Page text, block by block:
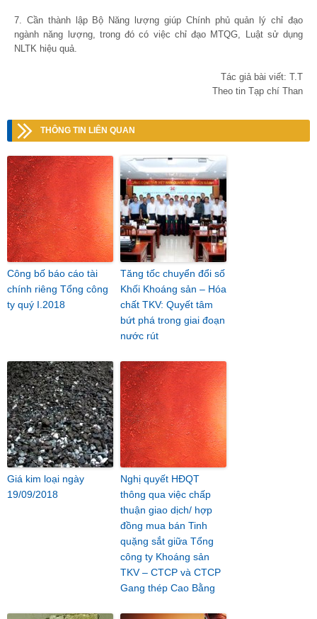
7. Cần thành lập Bộ Năng lượng giúp Chính phủ quản lý chỉ đạo
ngành năng lượng, trong đó có việc chỉ đạo MTQG, Luật sử dụng
NLTK hiệu quả.
Tác giả bài viết: T.T
Theo tin Tạp chí Than
THÔNG TIN LIÊN QUAN
Công bố báo cáo tài
chính riêng Tổng công
ty quý I.2018
Tăng tốc chuyển đổi số
Khối Khoáng sản – Hóa
chất TKV: Quyết tâm
bứt phá trong giai đoạn
nước rút
Giá kim loại ngày
19/09/2018
Nghị quyết HĐQT
thông qua việc chấp
thuận giao dịch/ hợp
đồng mua bán Tinh
quặng sắt giữa Tổng
công ty Khoáng sản
TKV – CTCP và CTCP
Gang thép Cao Bằng